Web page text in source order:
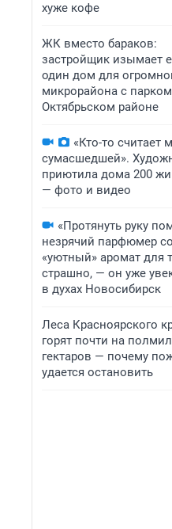
хуже кофе
ЖК вместо бараков:
застройщик изымает
один дом для
микрорайона с
Октябрьском районе
«Кто-то считает
сумасшедшей».
приютила дома 200
— фото и видео
«Протянуть руку
незрячий парфюмер
«уютный» аромат для
страшно, — он уже
в духах Новосибирск
Леса Красноярского
горят почти на
гектаров — почему
удается остановить